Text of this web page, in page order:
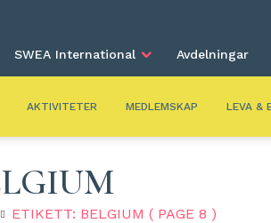
SWEA International Avdelningar
AKTIVITETER MEDLEMSKAP LEVA &
ETIKETT: BELGIUM ( PAGE 8 )